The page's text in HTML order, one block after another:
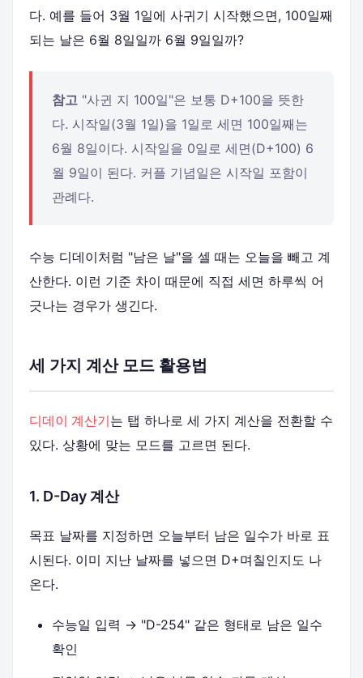
다. 예를 들어 3월 1일에 사귀기 시작했으면, 100일째
되는 날은 6월 8일일까 6월 9일일까?
참고 "사귄 지 100일"은 보통 D+100을 뜻한
다. 시작일(3월 1일)을 1일로 세면 100일째는
6월 8일이다. 시작일을 0일로 세면(D+100) 6
월 9일이 된다. 커플 기념일은 시작일 포함이
관례다.
수능 디데이처럼 "남은 날"을 셀 때는 오늘을 빼고 계
산한다. 이런 기준 차이 때문에 직접 세면 하루씩 어
긋나는 경우가 생긴다.
세 가지 계산 모드 활용법
디데이 계산기는 탭 하나로 세 가지 계산을 전환할 수
있다. 상황에 맞는 모드를 고르면 된다.
1. D-Day 계산
목표 날짜를 지정하면 오늘부터 남은 일수가 바로 표
시된다. 이미 지난 날짜를 넣으면 D+며칠인지도 나
온다.
수능일 입력 → "D-254" 같은 형태로 남은 일수
확인